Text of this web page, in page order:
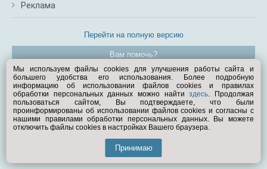
Реклама
Перейти на полную версию
Вам помочь?
© Exist.ru 1998—2026
Мы используем файлы cookies для улучшения работы сайта и
большего удобства его использования. Более подробную
информацию об использовании файлов cookies и правилах
обработки персональных данных можно найтиздесь. Продолжая
пользоваться сайтом, Вы подтверждаете, что были
проинформированы об использовании файлов cookies и согласны с
нашими правилами обработки персональных данных. Вы можете
отключить файлы cookies в настройках Вашего браузера.
Принимаю